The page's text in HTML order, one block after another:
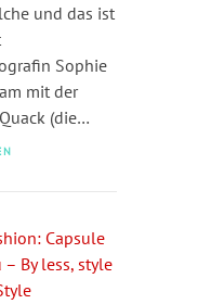
und das ist
Sophie
mit der
(die…